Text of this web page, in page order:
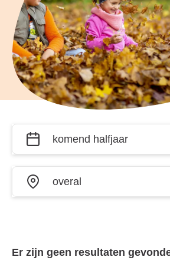
Filter
activiteiten
op datum
en plaats
Wanneer?
Waar?
Er zijn geen resultaten